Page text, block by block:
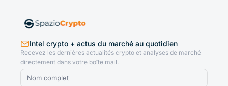
Intel crypto + actus du marché au quotidien
Recevez les dernières actualités crypto et analyses de marché
directement dans votre boîte mail.